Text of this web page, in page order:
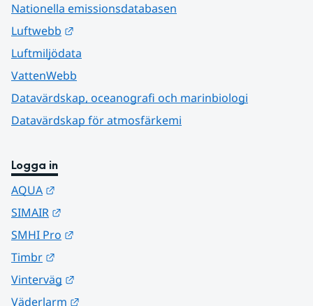
Nationella emissionsdatabasen
Luftwebb
Luftmiljödata
VattenWebb
Datavärdskap, oceanografi och marinbiologi
Datavärdskap för atmosfärkemi
Logga in
AQUA
SIMAIR
SMHI Pro
Timbr
Vinterväg
Väderlarm